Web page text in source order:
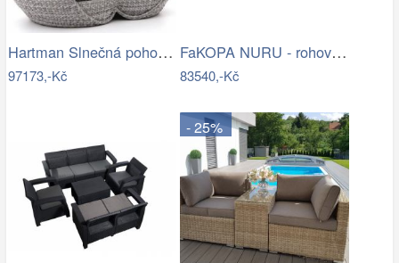
Hartman Slnečná pohovka COSTA RICA Mdum
97173,-Kč
FaKOPA NURU - rohová sedačka Becky Mdum
83540,-Kč
- 25%